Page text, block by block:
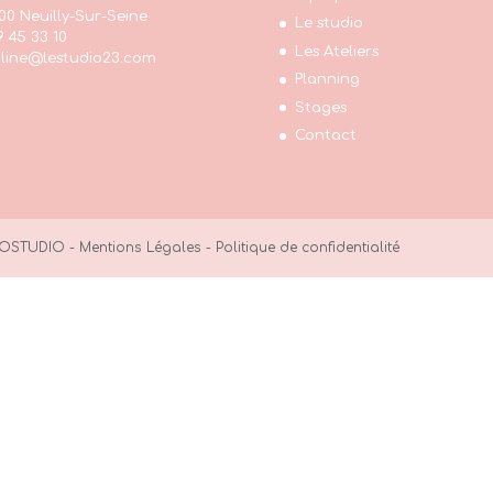
Neuilly-Sur-Seine
45 33 10
Le studio
Les Ateliers
Planning
Stages
Contact
- Mentions Légales - Politique de confidentialité